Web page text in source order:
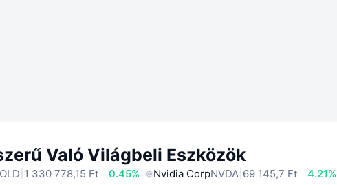
Való Világbeli Eszközök
1 330 778,15 Ft 0.45% Nvidia CorpNVDA 69 145,7 Ft
4.21%